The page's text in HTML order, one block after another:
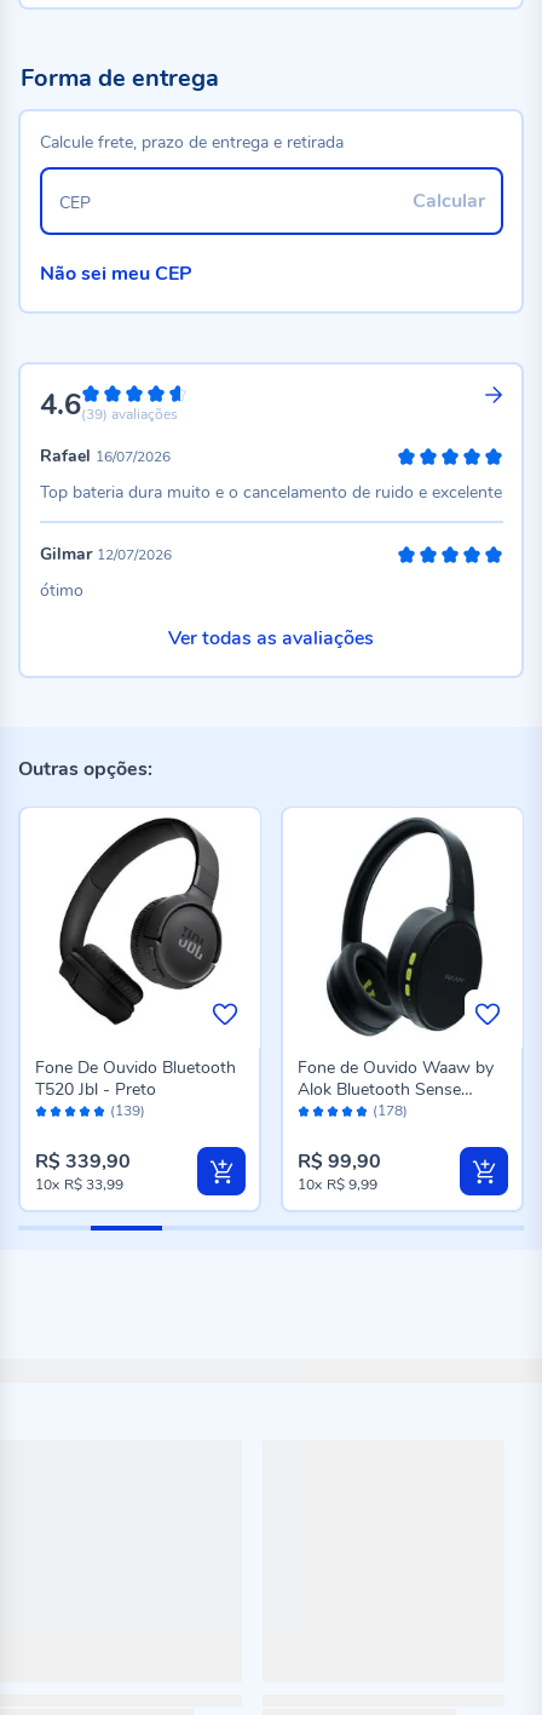
4.692%
(39) avaliações
Rafael 16/07/2026
Top bateria dura muito e o cancelamento de ruido e excelente
Gilmar 12/07/2026
ótimo
Ver todas as avaliações
Forma de entrega
Calcule frete, prazo de entrega e retirada
Calcular
CEP
Não sei meu CEP
Outras opções:
Avaliação: (139)
Fone De Ouvido Bluetooth
T520 Jbl - Preto
R$ 339,90
10x R$ 33,99
Avaliação: (178)
Fone de Ouvido Waaw by
Alok Bluetooth Sense
200Hb - Preto
R$ 99,90
10x R$ 9,99